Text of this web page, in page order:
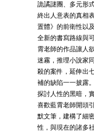
詭譎謎團、多元形
終出人意表的真相
置體》的前衛性以
全新的書寫路線與
霄老師的作品讓人
迷霧，推理小說家
殺的案件，延伸出
補的缺陷一一披露
探討人性的黑暗，
喜歡藍霄老師開頭
默文筆，建構了細
性，與現在的諸多